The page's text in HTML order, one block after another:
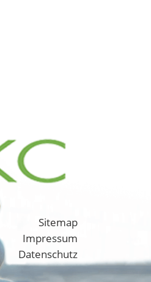
Sitemap
Impressum
Datenschutz